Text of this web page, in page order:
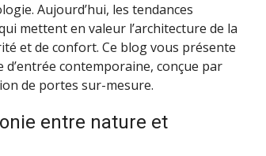
Aujourd’hui, les tendances
mettent en valeur l’architecture de la
et de confort. Ce blog vous présente
contemporaine, conçue par
de portes sur-mesure.
entre nature et